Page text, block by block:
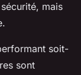
mais
soit-
sont